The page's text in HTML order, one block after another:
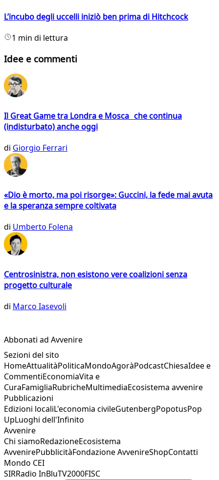
L’incubo degli uccelli iniziò ben prima di Hitchcock
1 min di lettura
Idee e commenti
Il Great Game tra Londra e Mosca che continua
(indisturbato) anche oggi
di Giorgio Ferrari
«Dio è morto, ma poi risorge»: Guccini, la fede mai avuta
e la speranza sempre coltivata
di Umberto Folena
Centrosinistra, non esistono vere coalizioni senza
progetto culturale
di Marco Iasevoli
Abbonati ad Avvenire
Sezioni del sito
HomeAttualitàPoliticaMondoAgoràPodcastChiesaIdee e
CommentiEconomiaVita e
CuraFamigliaRubricheMultimediaEcosistema avvenire
Pubblicazioni
Edizioni localiL'economia civileGutenbergPopotusPop
UpLuoghi dell'Infinito
Avvenire
Chi siamoRedazioneEcosistema
AvvenirePubblicitàFondazione AvvenireShopContatti
Mondo CEI
SIRRadio InBluTV2000FISC